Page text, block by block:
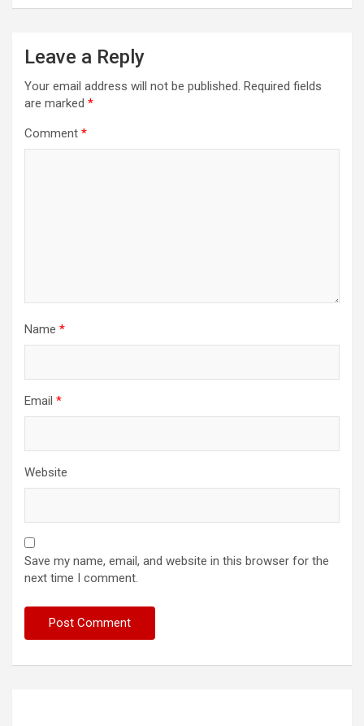
Leave a Reply
Your email address will not be published. Required fields
are marked *
Comment *
Name *
Email *
Website
Save my name, email, and website in this browser for the
next time I comment.